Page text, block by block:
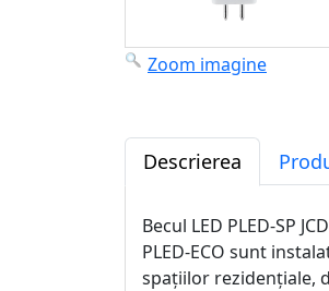
Zoom imagine
Descrierea
Becul LED PLED-SP
PLED-ECO sunt
spațiilor rezidențiale,